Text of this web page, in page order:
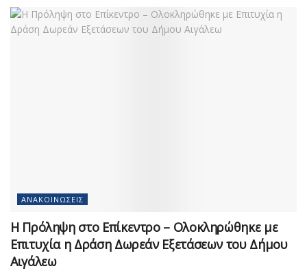
ΑΝΑΚΟΙΝΏΣΕΙΣ
Η Πρόληψη στο Επίκεντρο – Ολοκληρώθηκε με
Επιτυχία η Δράση Δωρεάν Εξετάσεων του Δήμου
Αιγάλεω